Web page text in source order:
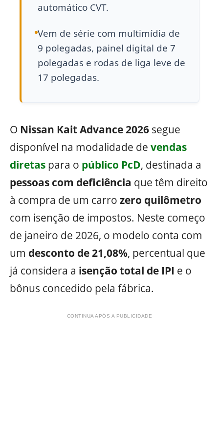
automático CVT.
Vem de série com multimídia de
9 polegadas, painel digital de 7
polegadas e rodas de liga leve de
17 polegadas.
O Nissan Kait Advance 2026 segue
disponível na modalidade de vendas
diretas para o público PcD, destinada a
pessoas com deficiência que têm direito
à compra de um carro zero quilômetro
com isenção de impostos. Neste começo
de janeiro de 2026, o modelo conta com
um desconto de 21,08%, percentual que
já considera a isenção total de IPI e o
bônus concedido pela fábrica.
CONTINUA APÓS A PUBLICIDADE